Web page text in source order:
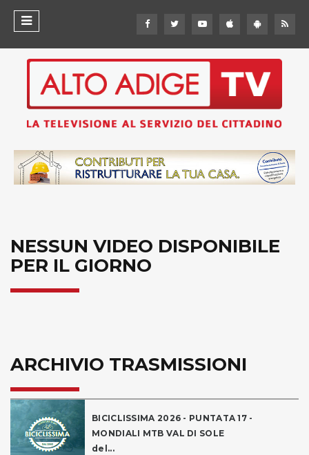
NESSUN VIDEO DISPONIBILE
PER IL GIORNO
ARCHIVIO TRASMISSIONI
BICICLISSIMA 2026 - PUNTATA 17 -
MONDIALI MTB VAL DI SOLE
del...